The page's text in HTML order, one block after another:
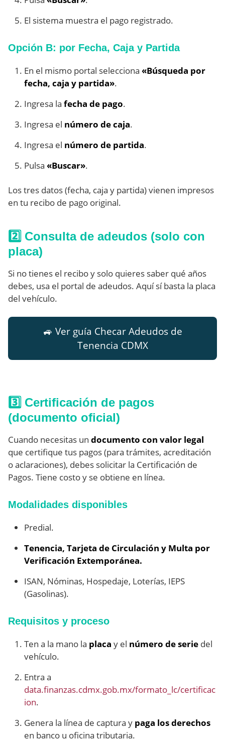
El sistema muestra el pago registrado.
Opción B: por Fecha, Caja y Partida
En el mismo portal selecciona «Búsqueda por
fecha, caja y partida».
Ingresa la fecha de pago.
Ingresa el número de caja.
Ingresa el número de partida.
Pulsa «Buscar».
Los tres datos (fecha, caja y partida) vienen impresos
en tu recibo de pago original.
2️⃣ Consulta de adeudos (solo con
placa)
Si no tienes el recibo y solo quieres saber qué años
debes, usa el portal de adeudos. Aquí sí basta la placa
del vehículo.
🚙 Ver guía Checar Adeudos de
Tenencia CDMX
3️⃣ Certificación de pagos
(documento oficial)
Cuando necesitas un documento con valor legal
que certifique tus pagos (para trámites, acreditación
o aclaraciones), debes solicitar la Certificación de
Pagos. Tiene costo y se obtiene en línea.
Modalidades disponibles
Predial.
Tenencia, Tarjeta de Circulación y Multa por
Verificación Extemporánea.
ISAN, Nóminas, Hospedaje, Loterías, IEPS
(Gasolinas).
Requisitos y proceso
Ten a la mano la placa y el número de serie del
vehículo.
Entra a
data.finanzas.cdmx.gob.mx/formato_lc/certificac
ion.
Genera la línea de captura y paga los derechos
en banco u oficina tributaria.